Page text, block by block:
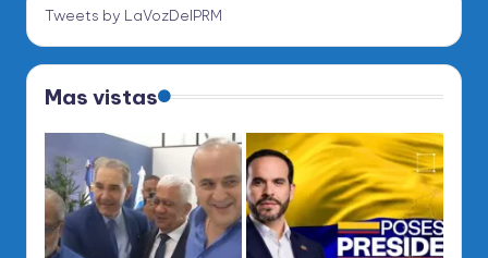
Tweets by LaVozDelPRM
Mas vistas